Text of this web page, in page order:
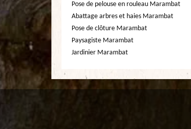
Pose de pelouse en rouleau Marambat
Abattage arbres et haies Marambat
Pose de clôture Marambat
Paysagiste Marambat
Jardinier Marambat